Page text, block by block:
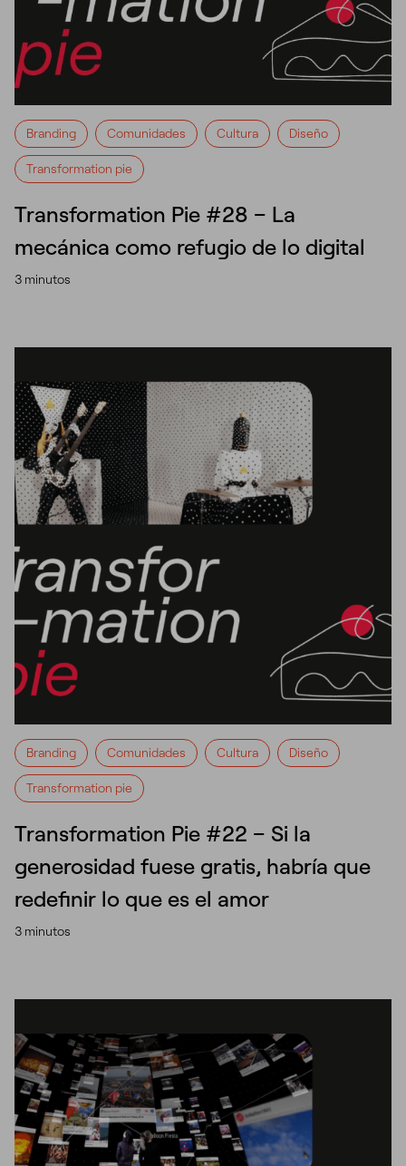
Branding Comunidades Cultura Diseño
Transformation pie
Transformation Pie #28 – La
mecánica como refugio de lo digital
3 minutos
Branding Comunidades Cultura Diseño
Transformation pie
Transformation Pie #22 – Si la
generosidad fuese gratis, habría que
redefinir lo que es el amor
3 minutos